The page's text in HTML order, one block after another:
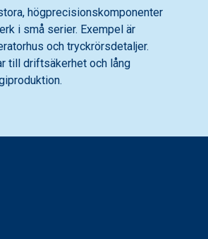
högprecisionskomponenter
i små serier. Exempel är
och tryckrörsdetaljer.
till driftsäkerhet och lång